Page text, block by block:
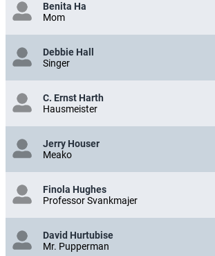
Benita Ha
Mom
Debbie Hall
Singer
C. Ernst Harth
Hausmeister
Jerry Houser
Meako
Finola Hughes
Professor Svankmajer
David Hurtubise
Mr. Pupperman